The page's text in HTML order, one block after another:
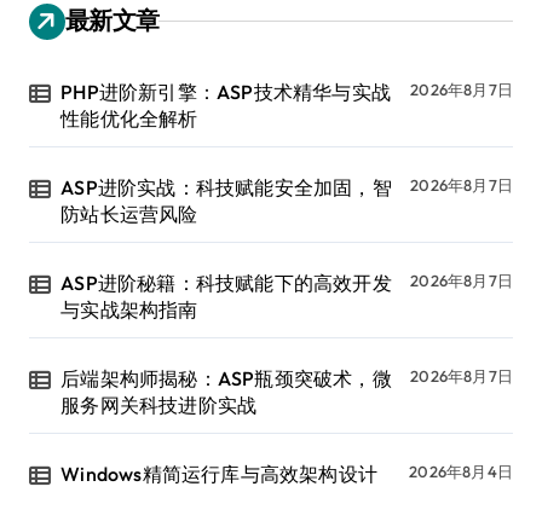
最新文章
PHP进阶新引擎：ASP技术精华与实战
性能优化全解析
2026年8月7日
ASP进阶实战：科技赋能安全加固，智
防站长运营风险
2026年8月7日
ASP进阶秘籍：科技赋能下的高效开发
与实战架构指南
2026年8月7日
后端架构师揭秘：ASP瓶颈突破术，微
服务网关科技进阶实战
2026年8月7日
Windows精简运行库与高效架构设计 2026年8月4日